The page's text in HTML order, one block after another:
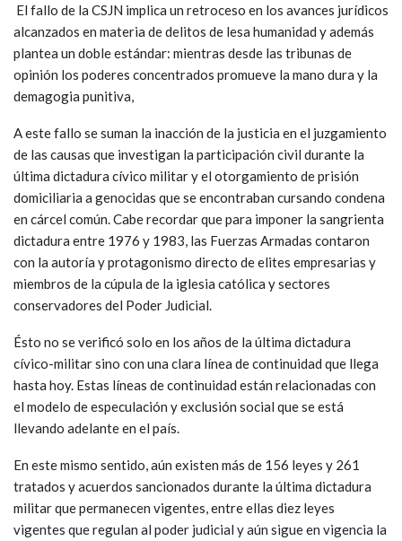
El fallo de la CSJN implica un retroceso en los avances jurídicos
alcanzados en materia de delitos de lesa humanidad y además
plantea un doble estándar: mientras desde las tribunas de
opinión los poderes concentrados promueve la mano dura y la
demagogia punitiva,
A este fallo se suman la inacción de la justicia en el juzgamiento
de las causas que investigan la participación civil durante la
última dictadura cívico militar y el otorgamiento de prisión
domiciliaria a genocidas que se encontraban cursando condena
en cárcel común. Cabe recordar que para imponer la sangrienta
dictadura entre 1976 y 1983, las Fuerzas Armadas contaron
con la autoría y protagonismo directo de elites empresarias y
miembros de la cúpula de la iglesia católica y sectores
conservadores del Poder Judicial.
Ésto no se verificó solo en los años de la última dictadura
cívico-militar sino con una clara línea de continuidad que llega
hasta hoy. Estas líneas de continuidad están relacionadas con
el modelo de especulación y exclusión social que se está
llevando adelante en el país.
En este mismo sentido, aún existen más de 156 leyes y 261
tratados y acuerdos sancionados durante la última dictadura
militar que permanecen vigentes, entre ellas diez leyes
vigentes que regulan al poder judicial y aún sigue en vigencia la